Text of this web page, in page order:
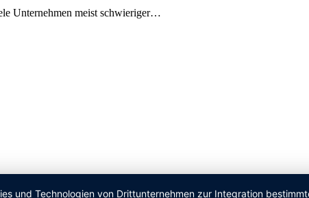
Unternehmen meist schwieriger…
und Technologien von Drittunternehmen zur Integration